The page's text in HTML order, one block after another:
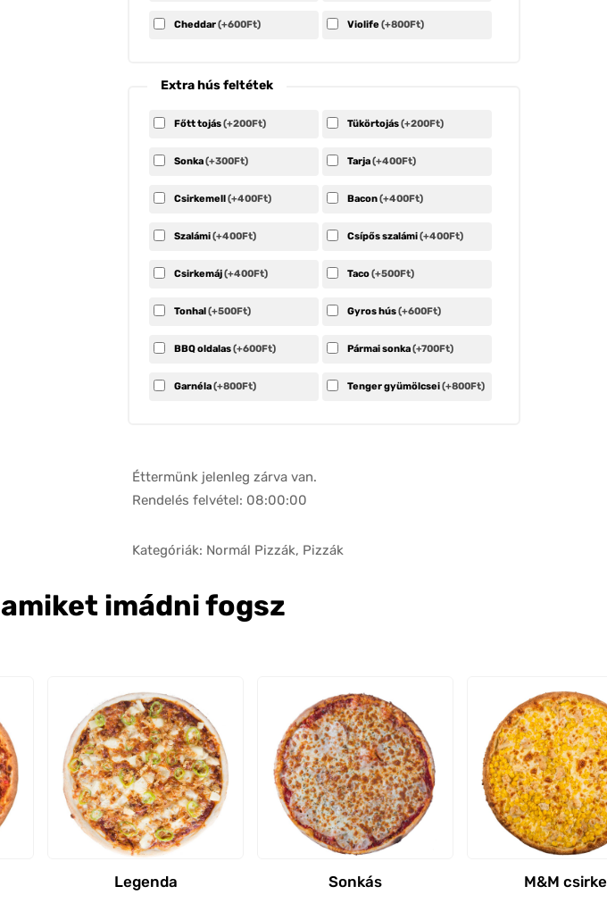
Cheddar(+600Ft) Violife(+800Ft)
Extra hús feltétek
Főtt tojás(+200Ft) Tükörtojás(+200Ft)
Sonka(+300Ft) Tarja(+400Ft)
Csirkemell(+400Ft) Bacon(+400Ft)
Szalámi(+400Ft) Csípős szalámi(+400Ft)
Csirkemáj(+400Ft) Taco(+500Ft)
Tonhal(+500Ft) Gyros hús(+600Ft)
BBQ oldalas(+600Ft) Pármai sonka(+700Ft)
Garnéla(+800Ft) Tenger gyümölcsei(+800Ft)
Éttermünk jelenleg zárva van.
Rendelés felvétel: 08:00:00
Kategóriák: Normál Pizzák, Pizzák
amiket imádni fogsz
Legenda Sonkás M&M csirke